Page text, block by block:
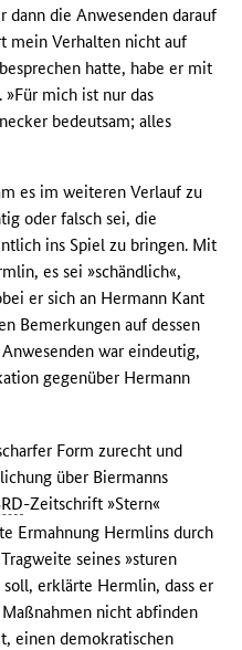
dann die Anwesenden darauf
mein Verhalten nicht auf
hatte, habe er mit
»Für mich ist nur das
bedeutsam; alles
es im weiteren Verlauf zu
oder falsch sei, die
ins Spiel zu bringen. Mit
es sei »schändlich«,
er sich an Hermann Kant
Bemerkungen auf dessen
war eindeutig,
gegenüber Hermann
Form zurecht und
über Biermanns
-Zeitschrift »Stern«
Ermahnung Hermlins durch
seines »sturen
erklärte Hermlin, dass er
nicht abfinden
einen demokratischen